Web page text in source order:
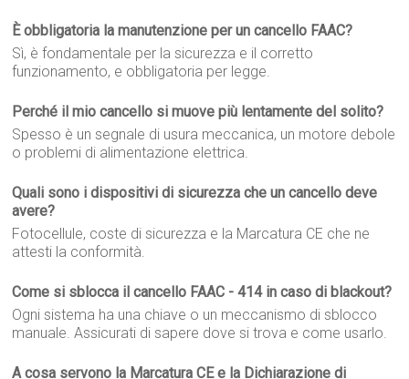
È obbligatoria la manutenzione per un cancello FAAC?
Sì, è fondamentale per la sicurezza e il corretto
funzionamento, e obbligatoria per legge.
Perché il mio cancello si muove più lentamente del solito?
Spesso è un segnale di usura meccanica, un motore debole
o problemi di alimentazione elettrica.
Quali sono i dispositivi di sicurezza che un cancello deve
avere?
Fotocellule, coste di sicurezza e la Marcatura CE che ne
attesti la conformità.
Come si sblocca il cancello FAAC - 414 in caso di blackout?
Ogni sistema ha una chiave o un meccanismo di sblocco
manuale. Assicurati di sapere dove si trova e come usarlo.
A cosa servono la Marcatura CE e la Dichiarazione di